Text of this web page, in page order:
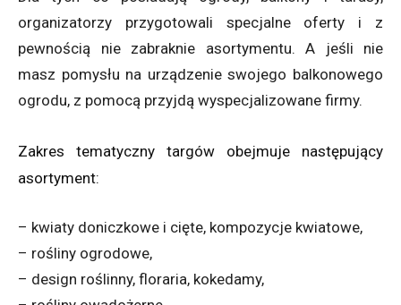
organizatorzy przygotowali specjalne oferty i z
pewnością nie zabraknie asortymentu. A jeśli nie
masz pomysłu na urządzenie swojego balkonowego
ogrodu, z pomocą przyjdą wyspecjalizowane firmy.
Zakres tematyczny targów obejmuje następujący
asortyment:
– kwiaty doniczkowe i cięte, kompozycje kwiatowe,
– rośliny ogrodowe,
– design roślinny, floraria, kokedamy,